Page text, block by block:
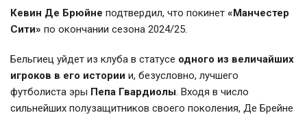
Кевин Де Брюйне подтвердил, что покинет «Манчестер
Сити» по окончании сезона 2024/25.
Бельгиец уйдет из клуба в статусе одного из величайших
игроков в его истории и, безусловно, лучшего
футболиста эры Пепа Гвардиолы. Входя в число
сильнейших полузащитников своего поколения, Де Брейне